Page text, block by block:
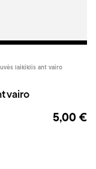
laikiklis ant vairo
vairo
5,00 €